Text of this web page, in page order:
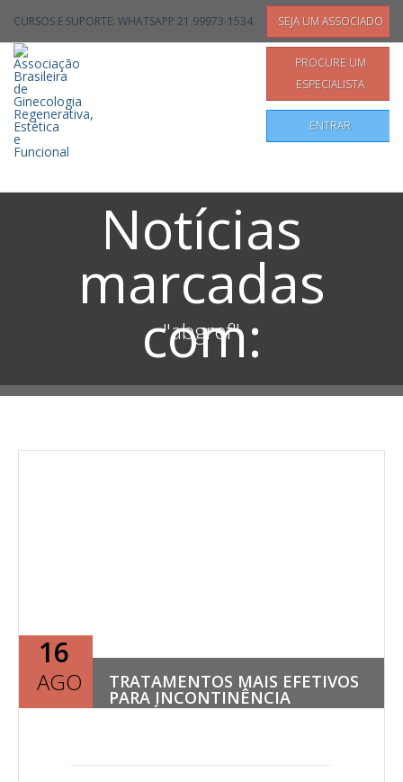
Pesquisar
Não registrado?Clique aqui para se registrar
CURSOS E SUPORTE: WHATSAPP 21 99973-1534 SEJA UM ASSOCIADO
PROCURE UM
ESPECIALISTA
ENTRAR
Notícias
marcadas
com:
"abgref"
16
AGO TRATAMENTOS MAIS EFETIVOS
PARA INCONTINÊNCIA
URINÁRIA